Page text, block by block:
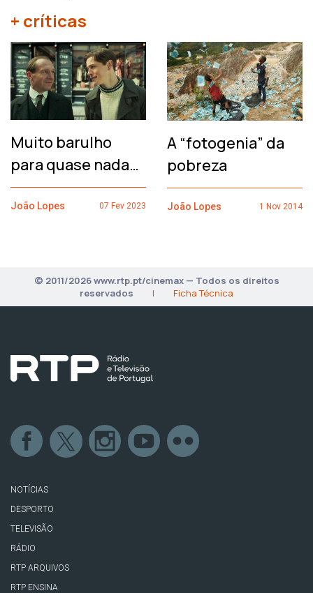
+ críticas
Muito barulho
para quase nada…
João Lopes 07 Fev 2023
A “fotogenia” da
pobreza
João Lopes 1 Nov 2014
© 2011/2026 www.rtp.pt/cinemax — Todos os direitos
reservados
| Ficha Técnica
NOTÍCIAS
DESPORTO
TELEVISÃO
RÁDIO
RTP ARQUIVOS
RTP ENSINA